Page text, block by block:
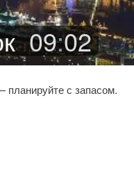
09:02
с запасом.